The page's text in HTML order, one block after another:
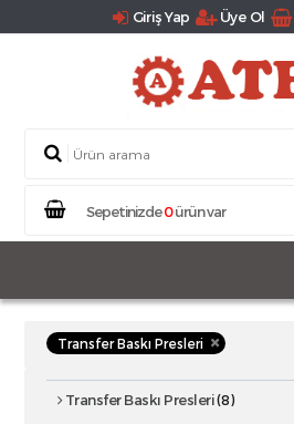
Giriş Yap Üye Ol
Sepetinizde0ürün var
Transfer Baskı Presleri
Transfer Baskı Presleri (8)